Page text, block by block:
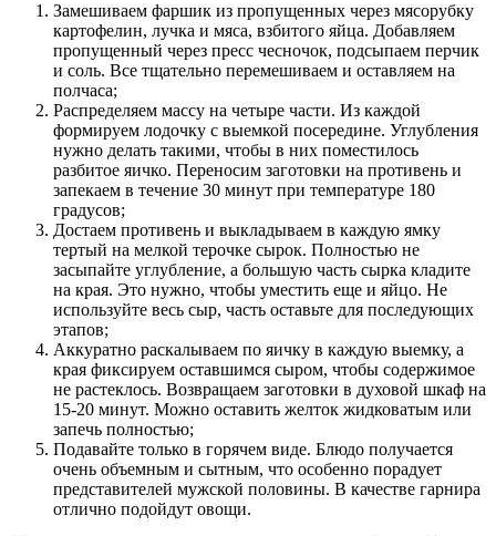
Замешиваем фаршик из пропущенных через мясорубку
картофелин, лучка и мяса, взбитого яйца. Добавляем
пропущенный через пресс чесночок, подсыпаем перчик
и соль. Все тщательно перемешиваем и оставляем на
полчаса;
Распределяем массу на четыре части. Из каждой
формируем лодочку с выемкой посередине. Углубления
нужно делать такими, чтобы в них поместилось
разбитое яичко. Переносим заготовки на противень и
запекаем в течение 30 минут при температуре 180
градусов;
Достаем противень и выкладываем в каждую ямку
тертый на мелкой терочке сырок. Полностью не
засыпайте углубление, а большую часть сырка кладите
на края. Это нужно, чтобы уместить еще и яйцо. Не
используйте весь сыр, часть оставьте для последующих
этапов;
Аккуратно раскалываем по яичку в каждую выемку, а
края фиксируем оставшимся сыром, чтобы содержимое
не растеклось. Возвращаем заготовки в духовой шкаф на
15-20 минут. Можно оставить желток жидковатым или
запечь полностью;
Подавайте только в горячем виде. Блюдо получается
очень объемным и сытным, что особенно порадует
представителей мужской половины. В качестве гарнира
отлично подойдут овощи.